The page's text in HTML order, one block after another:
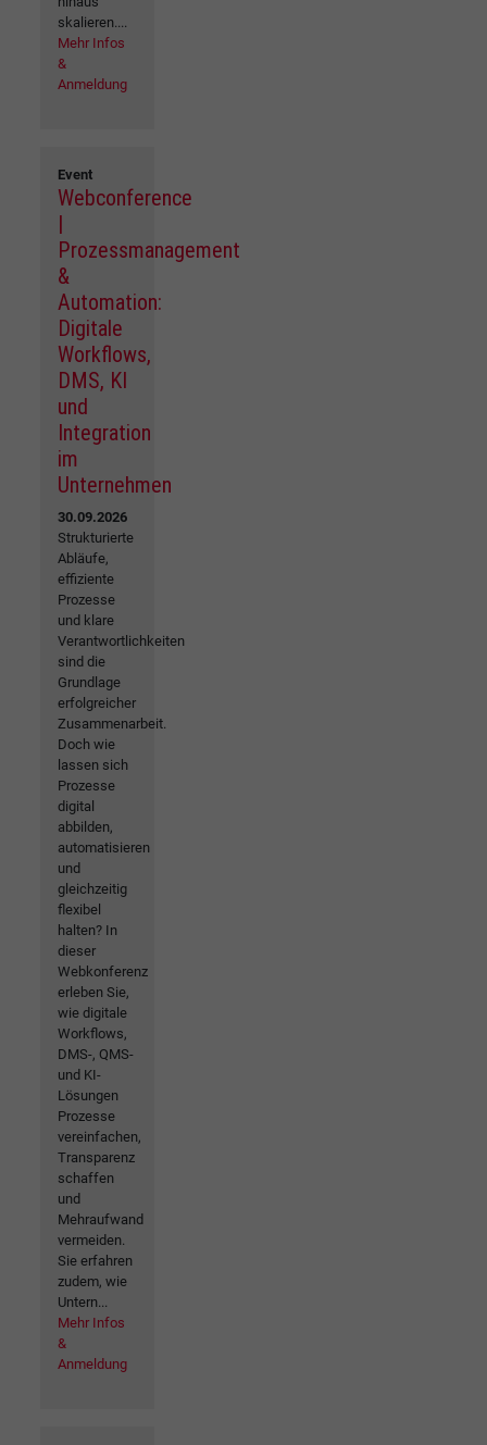
skalieren....
Mehr Infos
&
Anmeldung
Event
Webconference
|
Prozessmanagement
&
Automation:
Digitale
Workflows,
DMS, KI
und
Integration
im
Unternehmen
30.09.2026
Strukturierte
Abläufe,
effiziente
Prozesse
und klare
Verantwortlichkeiten
sind die
Grundlage
erfolgreicher
Zusammenarbeit.
Doch wie
lassen sich
Prozesse
digital
abbilden,
automatisieren
und
gleichzeitig
flexibel
halten? In
dieser
Webkonferenz
erleben Sie,
wie digitale
Workflows,
DMS-, QMS-
und KI-
Lösungen
Prozesse
vereinfachen,
Transparenz
schaffen
und
Mehraufwand
vermeiden.
Sie erfahren
zudem, wie
Untern...
Mehr Infos
&
Anmeldung